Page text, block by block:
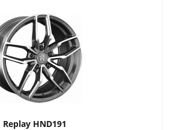
Replay HND191